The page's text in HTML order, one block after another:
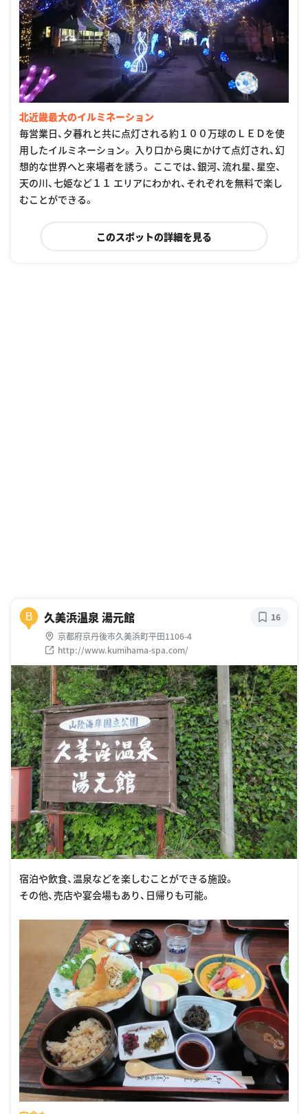
北近畿最大のイルミネーション
毎営業日、夕暮れと共に点灯される約１００万球のＬＥＤを使
用したイルミネーション。 入り口から奥にかけて点灯され、幻
想的な世界へと来場者を誘う。 ここでは、銀河、流れ星、星空、
天の川、七姫など１１ エリアにわかれ、それぞれを無料で楽し
むことができる。
このスポットの詳細を見る
B 久美浜温泉 湯元館
京都府京丹後市久美浜町平田1106-4
http://www.kumihama-spa.com/
16
宿泊や飲食、温泉などを楽しむことができる施設。
その他、売店や宴会場もあり、日帰りも可能。